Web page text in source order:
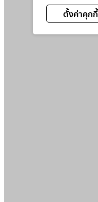
ตั้งค่าคุกกี้